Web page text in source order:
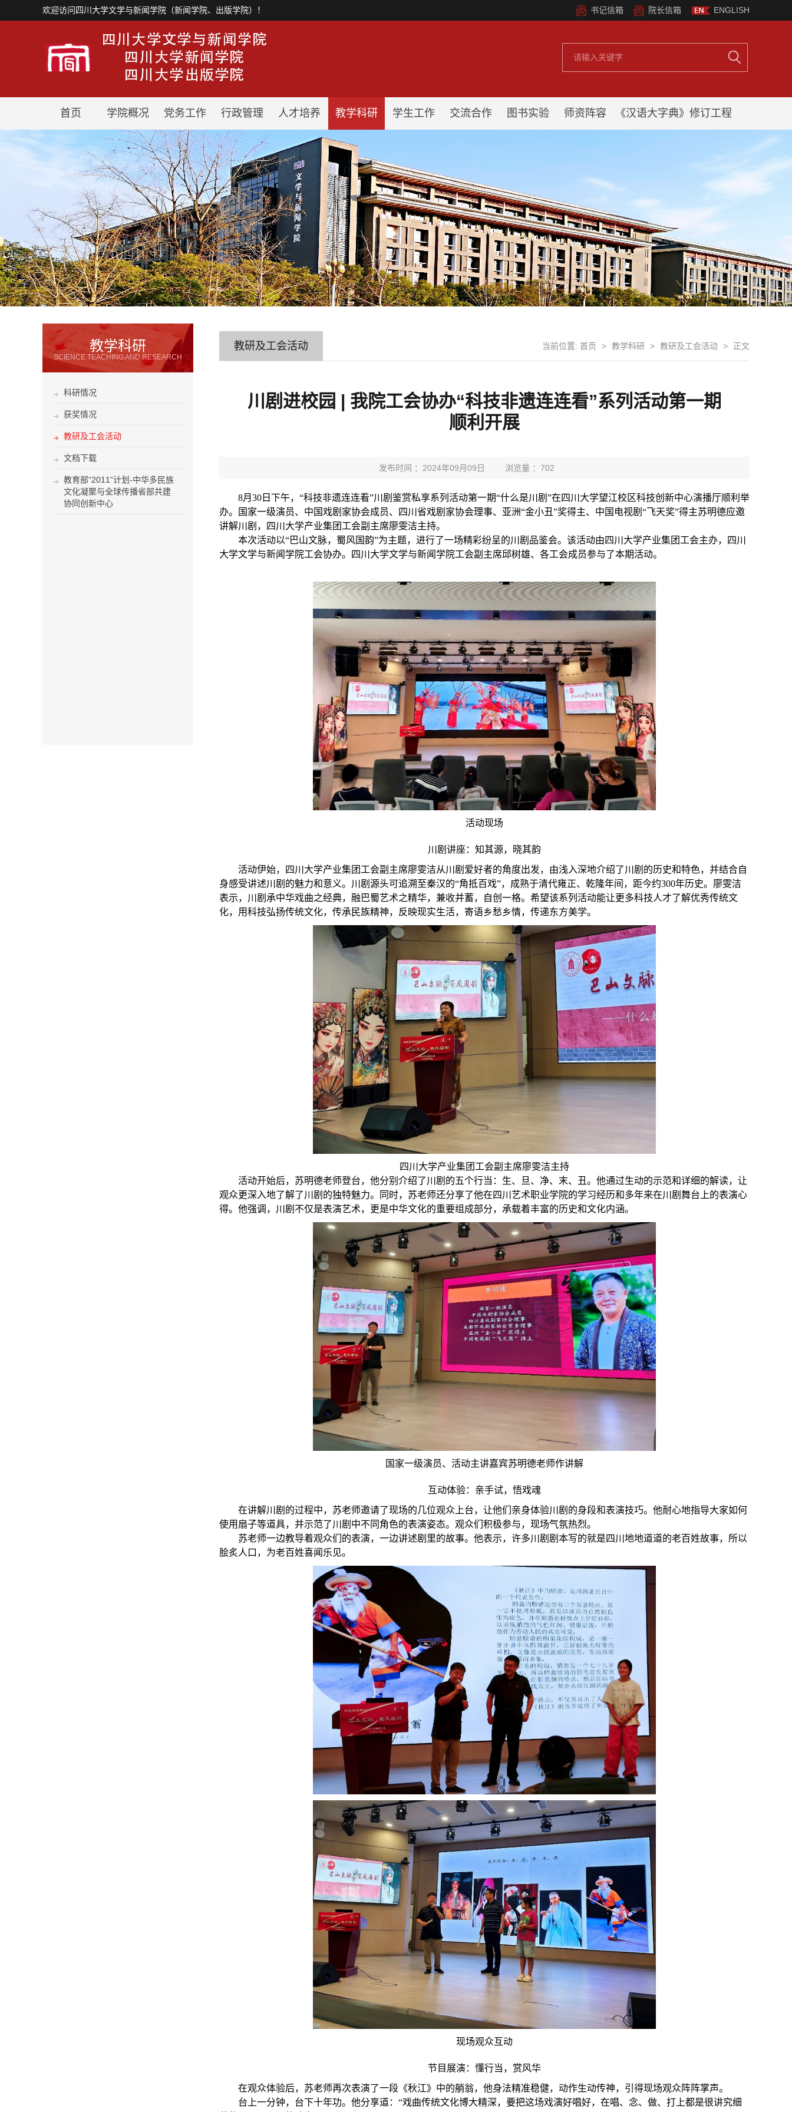
欢迎访问四川大学文学与新闻学院（新闻学院、出版学院）！ ENGLISH
院长信箱
书记信箱
首页 学院概况 党务工作 行政管理 人才培养 教学科研 学生工作 交流合作 图书实验 师资阵容 《汉语大字典》修订工程
教学科研
SCIENCE TEACHING AND RESEARCH
科研情况
获奖情况
教研及工会活动
文档下载
教育部“2011”计划-中华多民族
文化凝聚与全球传播省部共建
协同创新中心
教研及工会活动 当前位置: 首页 > 教学科研 > 教研及工会活动 > 正文
川剧进校园 | 我院工会协办“科技非遗连连看”系列活动第一期
顺利开展
发布时间 ：2024年09月09日 浏览量 ： 702
8月 30 日下午，“科技非遗连连看”川剧鉴赏私享系列活动第一期“什么是川剧”在四川大学望江校区科技创新中心演播厅顺利举
办。国家一级演员、中国戏剧家协会成员、四川省戏剧家协会理事、亚洲“金小丑”奖得主、中国电视剧“飞天奖”得主苏明德应邀
讲解川剧，四川大学产业集团工会副主席廖雯洁主持。
本次活动以“巴山文脉，蜀风国韵”为主题，进行了一场精彩纷呈的川剧品鉴会。该活动由四川大学产业集团工会主办，四川
大学文学与新闻学院工会协办。四川大学文学与新闻学院工会副主席邱树雄、各工会成员参与了本期活动。
活动现场
川剧讲座：知其源，晓其韵
活动伊始，四川大学产业集团工会副主席廖雯洁从川剧爱好者的角度出发，由浅入深地介绍了川剧的历史和特色，并结合自
身感受讲述川剧的魅力和意义。川剧源头可追溯至秦汉的“角抵百戏”，成熟于清代雍正、乾隆年间，距今约300年历史。廖雯洁
表示，川剧承中华戏曲之经典，融巴蜀艺术之精华，兼收并蓄，自创一格。希望该系列活动能让更多科技人才了解优秀传统文
化，用科技弘扬传统文化，传承民族精神，反映现实生活，寄语乡愁乡情，传递东方美学。
四川大学产业集团工会副主席廖雯洁主持
活动开始后，苏明德老师登台，他分别介绍了川剧的五个行当：生、旦、净、末、丑。他通过生动的示范和详细的解读，让
观众更深入地了解了川剧的独特魅力。同时，苏老师还分享了他在四川艺术职业学院的学习经历和多年来在川剧舞台上的表演心
得。他强调，川剧不仅是表演艺术，更是中华文化的重要组成部分，承载着丰富的历史和文化内涵。
国家一级演员、活动主讲嘉宾苏明德老师作讲解
互动体验：亲手试，悟戏魂
在讲解川剧的过程中，苏老师邀请了现场的几位观众上台，让他们亲身体验川剧的身段和表演技巧。他耐心地指导大家如何
使用扇子等道具，并示范了川剧中不同角色的表演姿态。观众们积极参与，现场气氛热烈。
苏老师一边教导着观众们的表演，一边讲述剧里的故事。他表示，许多川剧剧本写的就是四川地地道道的老百姓故事，所以
脍炙人口，为老百姓喜闻乐见。
现场观众互动
节目展演：懂行当，赏风华
在观众体验后，苏老师再次表演了一段《秋江》中的艄翁，他身法精准稳健，动作生动传神，引得现场观众阵阵掌声。
台上一分钟，台下十年功。他分享道：“戏曲传统文化博大精深，要把这场戏演好唱好，在唱、念、做、打上都是很讲究细